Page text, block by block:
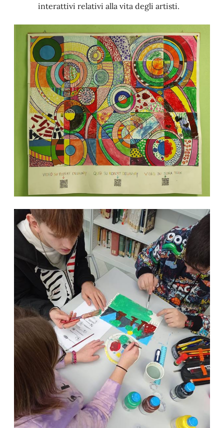
interattivi relativi alla vita degli artisti.